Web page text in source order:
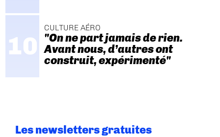
CULTURE AÉRO
"On ne part jamais de rien.
Avant nous, d’autres ont
construit, expérimenté"
Les newsletters gratuites